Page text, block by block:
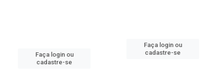
Faça login ou
cadastre-se
Faça login ou
cadastre-se